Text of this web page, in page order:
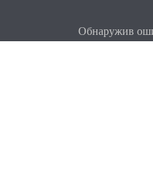
Обнаружив